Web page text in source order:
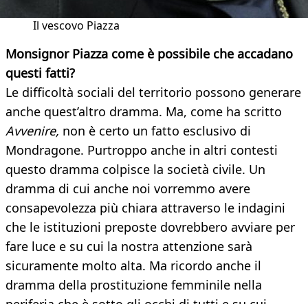
Il vescovo Piazza
Monsignor Piazza come è possibile che accadano
questi fatti?
Le difficoltà sociali del territorio possono generare
anche quest’altro dramma. Ma, come ha scritto
Avvenire, non è certo un fatto esclusivo di
Mondragone. Purtroppo anche in altri contesti
questo dramma colpisce la società civile. Un
dramma di cui anche noi vorremmo avere
consapevolezza più chiara attraverso le indagini
che le istituzioni preposte dovrebbero avviare per
fare luce e su cui la nostra attenzione sarà
sicuramente molto alta. Ma ricordo anche il
dramma della prostituzione femminile nella